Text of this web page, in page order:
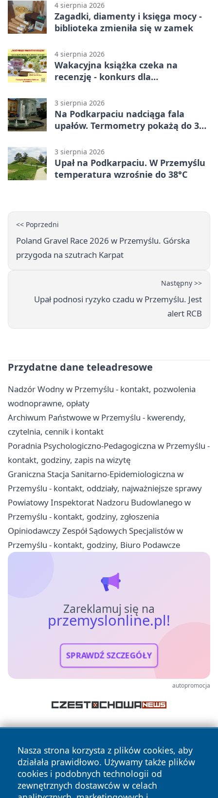
4 sierpnia 2026
Zagadki, diamenty i księga mocy -
biblioteka zmieniła się w zamek
4 sierpnia 2026
Wakacyjna książka czeka na
recenzję - konkurs dla
3 sierpnia 2026
Na Podkarpaciu nadciąga fala
upałów. Termometry pokażą do 36
3 sierpnia 2026
Upał na Podkarpaciu. W Przemyślu
temperatura wzrośnie do 38°C
<< Poprzedni
Poland Gravel Race 2026 w Przemyślu. Górska
przygoda na szutrach Karpat
Następny >>
Upał podnosi ryzyko czadu w Przemyślu. Jest
alert RCB
Przydatne dane teleadresowe
Nadzór Wodny w Przemyślu - kontakt, pozwolenia
wodnoprawne, opłaty
Archiwum Państwowe w Przemyślu - kwerendy,
czytelnia, cennik i kontakt
Poradnia Psychologiczno-Pedagogiczna w Przemyślu -
kontakt, godziny, zapis na wizytę
Graniczna Stacja Sanitarno-Epidemiologiczna w
Przemyślu - kontakt, oddziały, najważniejsze sprawy
Powiatowy Inspektorat Nadzoru Budowlanego w
Przemyślu - kontakt, godziny, zgłoszenia
Opiniodawczy Zespół Sądowych Specjalistów w
Przemyślu - kontakt, godziny, Biuro Podawcze
Zareklamuj się na
przemyslonline.pl!
SPRAWDŹ SZCZEGÓŁY
autopromocja
Nasza strona korzysta z plików cookies, aby
działała prawidłowo. Używamy także plików
cookies i podobnych technologii od
zewnętrznych dostawców w celach
Copyright © 2026 przemyslonline.pl Wszystkie prawa